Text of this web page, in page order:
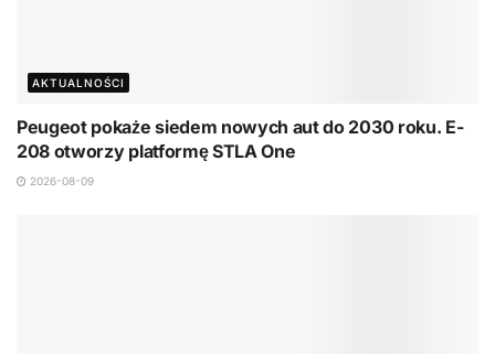
AKTUALNOŚCI
Peugeot pokaże siedem nowych aut do 2030 roku. E-
208 otworzy platformę STLA One
2026-08-09